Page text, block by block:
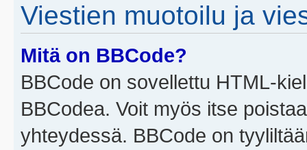
Viestien muotoilu ja
Mitä on BBCode?
BBCode on sovellettu HTML-
BBCodea. Voit myös itse
yhteydessä. BBCode on